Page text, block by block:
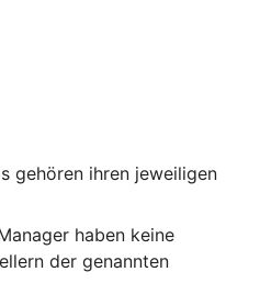
gehören ihren jeweiligen
haben keine
der genannten